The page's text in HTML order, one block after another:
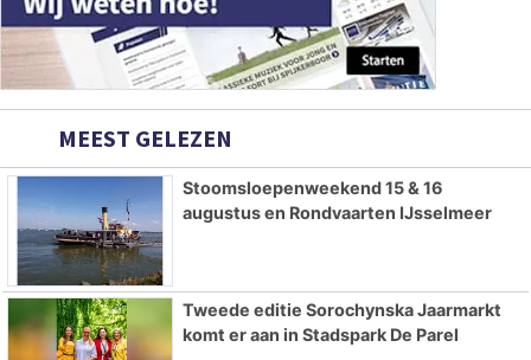
MEEST GELEZEN
Stoomsloepenweekend 15 & 16
augustus en Rondvaarten IJsselmeer
Tweede editie Sorochynska Jaarmarkt
komt er aan in Stadspark De Parel